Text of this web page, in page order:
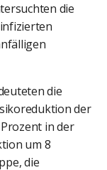
die
die
der
in der
um 8
die